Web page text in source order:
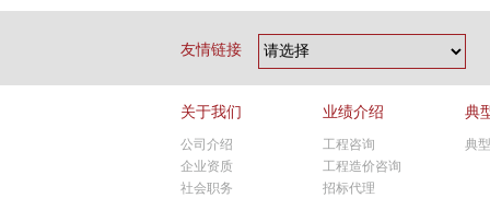
友情链接
关于我们
公司介绍
企业资质
社会职务
业绩介绍
工程咨询
工程造价咨询
招标代理
典
典